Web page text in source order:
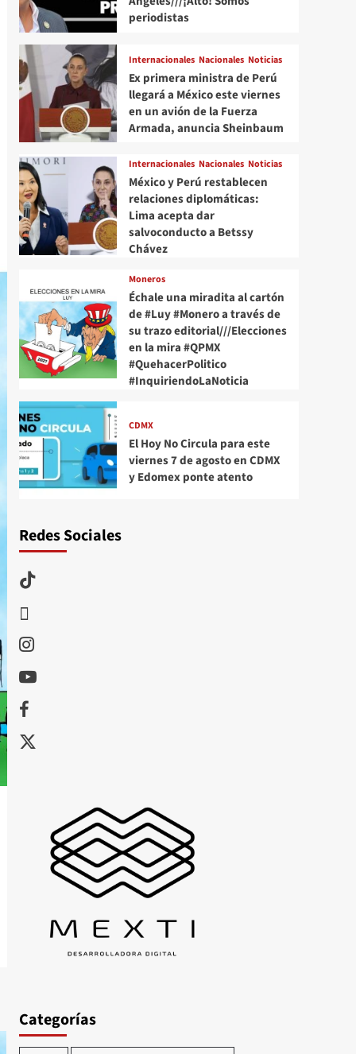
periodistas
Internacionales Nacionales Noticias
Ex primera ministra de Perú
llegará a México este viernes
en un avión de la Fuerza
Armada, anuncia Sheinbaum
Internacionales Nacionales Noticias
México y Perú restablecen
relaciones diplomáticas:
Lima acepta dar
salvoconducto a Betssy
Chávez
Moneros
Échale una miradita al cartón
de #Luy #Monero a través de
su trazo editorial///Elecciones
en la mira #QPMX
#QuehacerPolitico
#InquiriendoLaNoticia
CDMX
El Hoy No Circula para este
viernes 7 de agosto en CDMX
y Edomex ponte atento
Redes Sociales
TikTok
Instagram
Youtube
Facebook
X
Categorías